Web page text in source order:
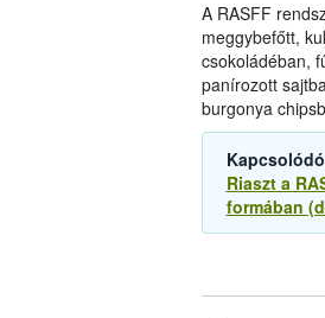
A RASFF
meggybefőtt,
csokoládéban,
panírozott
burgonya
Riaszt a
formában